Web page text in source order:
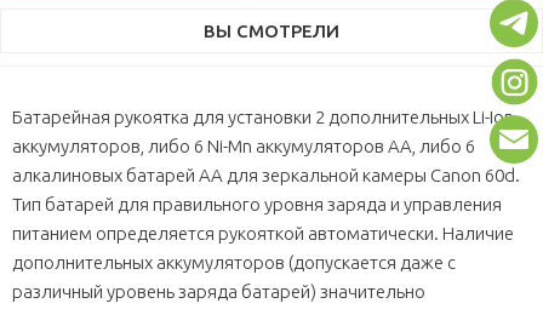
ВЫ СМОТРЕЛИ
Батарейная рукоятка для установки 2 дополнительных Li-Ion
аккумуляторов, либо 6 Ni-Mn аккумуляторов АА, либо 6
алкалиновых батарей АА для зеркальной камеры Canon 60d.
Тип батарей для правильного уровня заряда и управления
питанием определяется рукояткой автоматически. Наличие
дополнительных аккумуляторов (допускается даже с
различный уровень заряда батарей) значительно